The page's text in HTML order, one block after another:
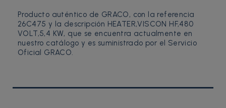
Producto auténtico de GRACO, con la referencia
26C475 y la descripción HEATER,VISCON HF,480
VOLT,5,4 KW, que se encuentra actualmente en
nuestro catálogo y es suministrado por el Servicio
Oficial GRACO.